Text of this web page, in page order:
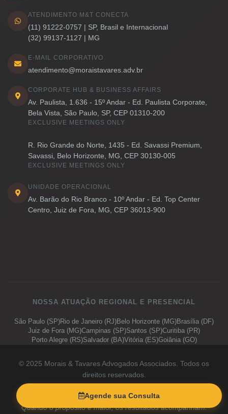
Agende sua Consulta
ATENDIMENTO M&T CONECTA
(11) 91222-0757 | SP, Brasil e Internacional
(32) 99137-1127 | MG
E-MAIL CORPORATIVO
atendimento@moraistavares.adv.br
CORPORATE HUB & BUSINESS AFFAIRS
Av. Paulista, 1.636 - 15º Andar - Ed. Paulista Corporate,
Bela Vista, São Paulo, SP, CEP 01310-200
EXCLUSIVE MEETINGS ONLY
R. Rio Grande do Norte, 1435 - Ed. Savassi Premium,
Savassi, Belo Horizonte, MG, CEP 30130-005
EXCLUSIVE MEETINGS ONLY
UNIDADE OPERACIONAL
Av. Barão do Rio Branco - 10º Andar - Ed. Top Center
Centro, Juiz de Fora, MG, CEP 36013-900
NOSSA ATUAÇÃO REGIONAL E PRESENCIAL
São Paulo (SP)Rio de Janeiro (RJ)Belo Horizonte (MG)Brasília (DF)
Juiz de Fora (MG)Campinas (SP)Santos (SP)Curitiba (PR)
Porto Alegre (RS)Salvador (BA)Vitória (ES)Goiânia (GO)
© 2025 Morais & Tavares Advogados Associados. Todos os
direitos reservados.
Em conformidade com a LGPD.
Quando o propósito é maior, os resultados acompanham.